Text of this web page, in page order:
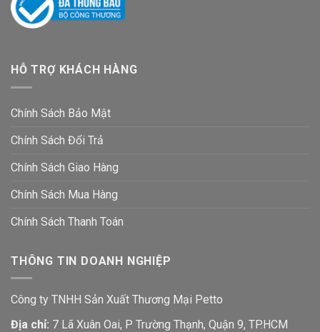
HỖ TRỢ KHÁCH HÀNG
Chính Sách Bảo Mật
Chính Sách Đổi Trả
Chính Sách Giao Hàng
Chính Sách Mua Hàng
Chính Sách Thanh Toán
THÔNG TIN DOANH NGHIỆP
Công ty TNHH Sản Xuất Thương Mại Petto
Địa chỉ: 7 Lã Xuân Oai, P Trường Thạnh, Quận 9, TP.HCM